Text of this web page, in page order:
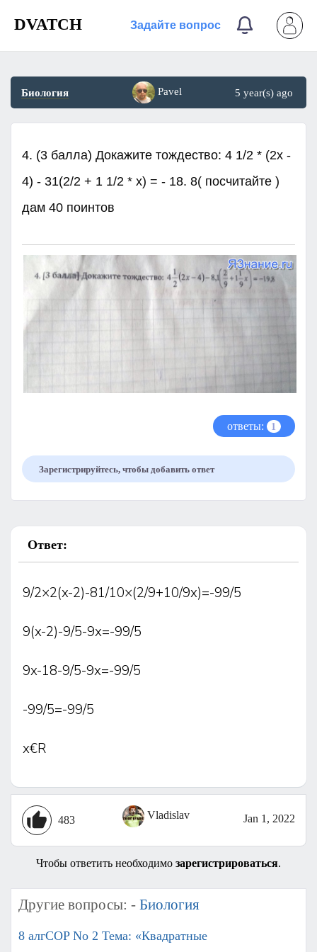
DVATCH Задайте вопрос
Биология Pavel 5 year(s) ago
4. (3 балла) Докажите тождество: 4 1/2 * (2x -
4) - 31(2/2 + 1 1/2 * x) = - 18. 8( посчитайте )​
дам 40 поинтов
ответы: 1
Зарегистрируйтесь, чтобы добавить ответ
Ответ:
9/2×2(x-2)-81/10×(2/9+10/9x)=-99/5
9(x-2)-9/5-9x=-99/5
9x-18-9/5-9x=-99/5
-99/5=-99/5
x€R
483 Vladislav Jan 1, 2022
Чтобы ответить необходимо зарегистрироваться.
Другие вопросы: - Биология
8 алгCOP No 2 Тема: «Квадратные